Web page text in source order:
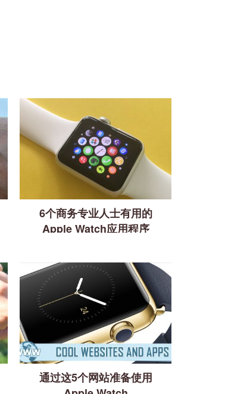
6个商务专业人士有用的
Apple Watch应用程序
通过这5个网站准备使用